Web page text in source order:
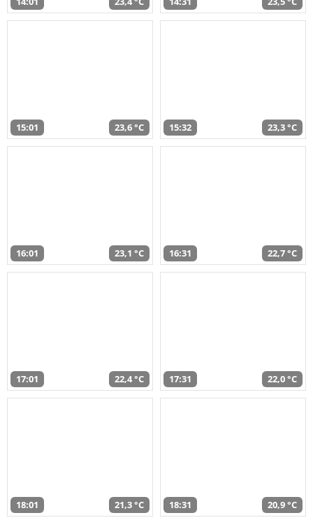
15:01 23,6 °C 15:32 23,3 °C
16:01 23,1 °C 16:31 22,7 °C
17:01 22,4 °C 17:31 22,0 °C
18:01 21,3 °C 18:31 20,9 °C